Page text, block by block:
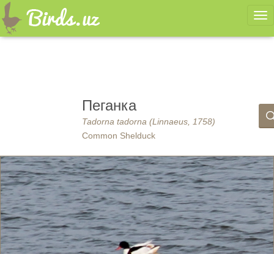
Пеганка
Tadorna tadorna (Linnaeus, 1758)
Common Shelduck